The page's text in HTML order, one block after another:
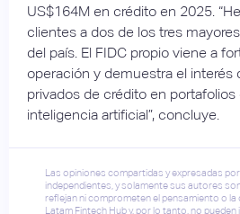
US$164M en crédito en 2025.
clientes a dos de los tres
del país. El FIDC propio viene a
operación y demuestra el interés
privados de crédito en
inteligencia artificial”, concluye.
Las opiniones compartidas y expresadas
independientes, y solamente sus autores
reflejan ni comprometen el pensamiento o la
Latam Fintech Hub y, por lo tanto, no